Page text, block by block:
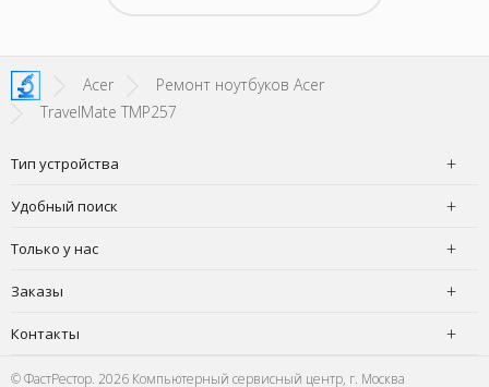
Acer
Ремонт ноутбуков Acer
TravelMate TMP257
Тип устройства
Удобный поиск
Только у нас
Заказы
Контакты
© ФастРестор. 2026 Компьютерный сервисный центр, г. Москва